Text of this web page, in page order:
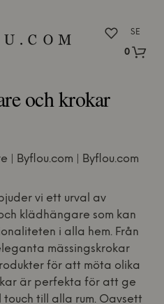
SE
0
och krokar
vi ett urval av
klädhängare som kan
i alla hem. Från
mässingskrokar
för att möta olika
är perfekta för att ge
touch till alla rum. Oavsett